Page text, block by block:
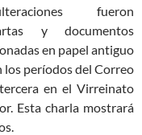
fueron
y documentos
en papel antiguo
los períodos del Correo
en el Virreinato
Esta charla mostrará